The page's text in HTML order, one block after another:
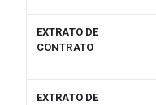
EXTRATO DE
CONTRATO
EXTRATO DE